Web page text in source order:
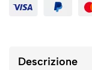
Descrizione